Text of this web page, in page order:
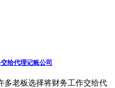
给代理记账公司
多老板选择将财务工作交给代